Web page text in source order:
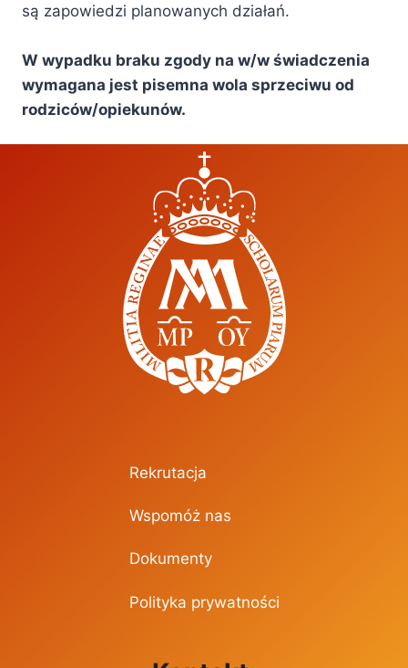
są zapowiedzi planowanych działań.
W wypadku braku zgody na w/w świadczenia
wymagana jest pisemna wola sprzeciwu od
rodziców/opiekunów.
Rekrutacja
Wspomóż nas
Dokumenty
Polityka prywatności